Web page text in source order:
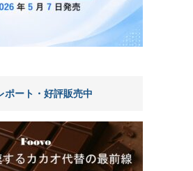
ポート・好評販売中